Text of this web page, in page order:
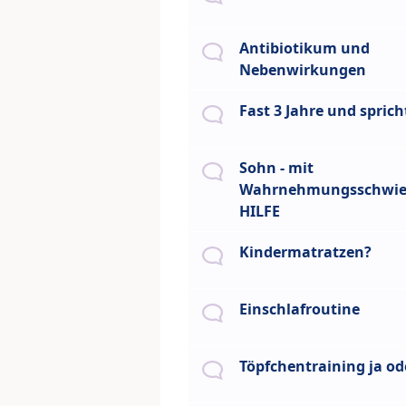
Antibiotikum und
Nebenwirkungen
Fast 3 Jahre und
Sohn - mit
HILFE
Kindermatratzen?
Einschlafroutine
Töpfchentraining ja